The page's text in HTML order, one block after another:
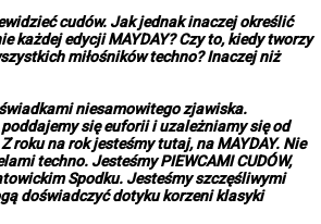
cudów. Jak jednak inaczej określić
każdej edycji MAYDAY? Czy to, kiedy tworzy
miłośników techno? Inaczej niż
niesamowitego zjawiska.
poddajemy się euforii i uzależniamy się od
roku na rok jesteśmy tutaj, na MAYDAY. Nie
techno. Jesteśmy PIEWCAMI CUDÓW,
Spodku. Jesteśmy szczęśliwymi
doświadczyć dotyku korzeni klasyki